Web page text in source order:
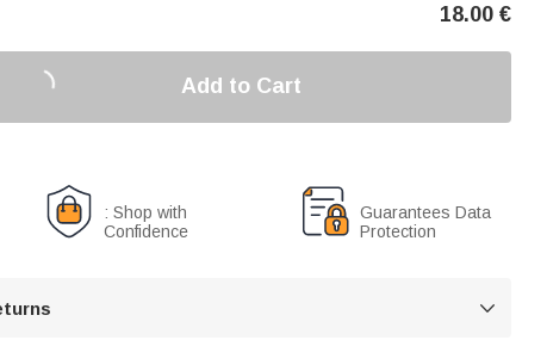
18.00 €
Add to Cart
: Shop with
Confidence
Guarantees Data
Protection
